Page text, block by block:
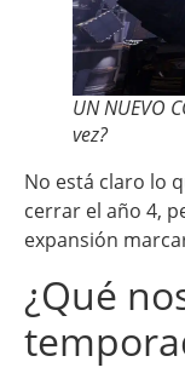
UN NUEVO
vez?
No está claro lo
cerrar el año 4,
expansión
¿Qué